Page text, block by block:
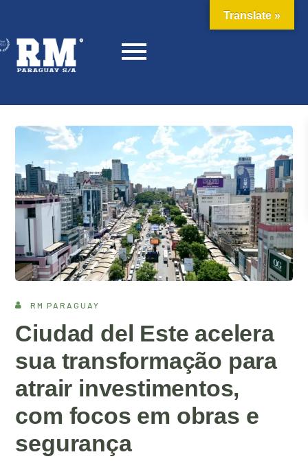
RM PARAGUAY
Ciudad del Este acelera
sua transformação para
atrair investimentos,
com focos em obras e
segurança
Translate »